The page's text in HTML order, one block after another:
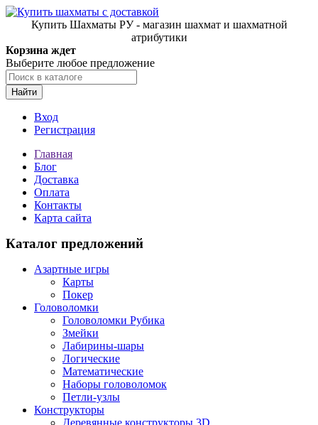
Купить Шахматы РУ - магазин шахмат и шахматной
атрибутики
Корзина ждет
Выберите любое предложение
Найти
Вход
Регистрация
Главная
Блог
Доставка
Оплата
Контакты
Карта сайта
Каталог предложений
Азартные игры
Карты
Покер
Головоломки
Головоломки Рубика
Змейки
Лабирины-шары
Логические
Математические
Наборы головоломок
Петли-узлы
Конструкторы
Деревянные конструкторы 3D